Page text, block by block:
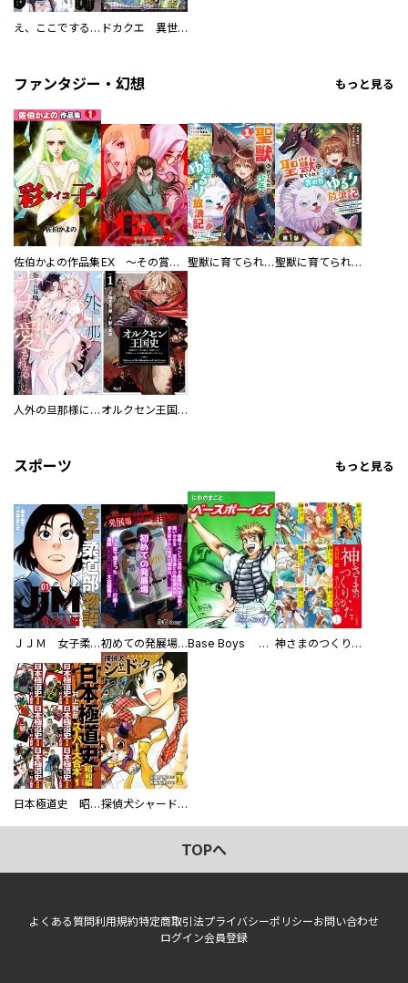
え、ここでするの？ アイドルのファンが知らない日常 ドカクエ 異世界ドカコッククエスト
ファンタジー・幻想 もっと見る
佐伯かよの作品集 EX ～その賞金稼ぎは、世界の出口を探す～【単行本版】 聖獣に育てられた少年の異世界ゆるり放浪記～神様からもらったチート魔法で、仲間たちとスローライフを満喫中～ 聖獣に育てられた少年の異世界ゆるり放浪記～神様からもらったチート魔法で、仲間たちとスローライフを満喫中～【分冊版】
人外の旦那様に娶られ毎晩ナカまで愛される…。アンソロジー オルクセン王国史
スポーツ もっと見る
ＪＪＭ 女子柔道部物語 社会人編 初めての発展場 【白抜き修正版】 Base Boys 新装版 神さまのつくりかた。スーパー大合本
日本極道史 昭和編 スーパー大合本 探偵犬シャードック（新装版）
TOPへ
よくある質問利用規約特定商取引法プライバシーポリシーお問い合わせ
ログイン会員登録